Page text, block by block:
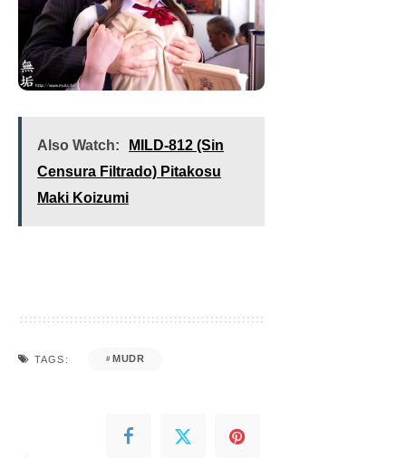
Also Watch:
MILD-812 (Sin
Censura Filtrado) Pitakosu
Maki Koizumi
TAGS: MUDR